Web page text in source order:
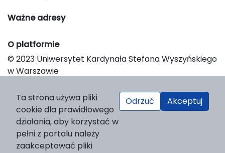
Ważne adresy
O platformie
© 2023 Uniwersytet Kardynała Stefana Wyszyńskiego
w Warszawie
Platform & Workflow by OJS/PKP
Ta strona używa pliki
cookie dla prawidłowego
działania, aby korzystać w
pełni z portalu należy
zaakceptować pliki
Odrzuć Akceptuj